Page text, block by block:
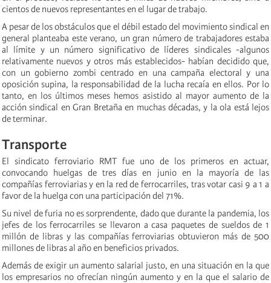
cientos de nuevos representantes en el lugar de trabajo.
A pesar de los obstáculos que el débil estado del movimiento sindical en
general planteaba este verano, un gran número de trabajadores estaba
al límite y un número significativo de líderes sindicales -algunos
relativamente nuevos y otros más establecidos- habían decidido que,
con un gobierno zombi centrado en una campaña electoral y una
oposición supina, la responsabilidad de la lucha recaía en ellos. Por lo
tanto, en los últimos meses hemos asistido al mayor aumento de la
acción sindical en Gran Bretaña en muchas décadas, y la ola está lejos
de terminar.
Transporte
El sindicato ferroviario RMT fue uno de los primeros en actuar,
convocando huelgas de tres días en junio en la mayoría de las
compañías ferroviarias y en la red de ferrocarriles, tras votar casi 9 a 1 a
favor de la huelga con una participación del 71%.
Su nivel de furia no es sorprendente, dado que durante la pandemia, los
jefes de los ferrocarriles se llevaron a casa paquetes de sueldos de 1
millón de libras y las compañías ferroviarias obtuvieron más de 500
millones de libras al año en beneficios privados.
Además de exigir un aumento salarial justo, en una situación en la que
los empresarios no ofrecían ningún aumento y en la que el salario de